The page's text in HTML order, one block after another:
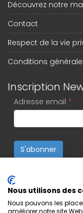
Découvrez notre
Contact
Respect de la vie
Conditions
Inscription
Adresse email *
S'abonner
Nous utilisons des
Nous pouvons les
améliorer notre site